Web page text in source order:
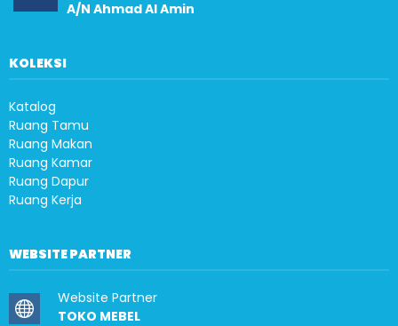
A/N Ahmad Al Amin
KOLEKSI
Katalog
Ruang Tamu
Ruang Makan
Ruang Kamar
Ruang Dapur
Ruang Kerja
WEBSITE PARTNER
Website Partner
TOKO MEBEL